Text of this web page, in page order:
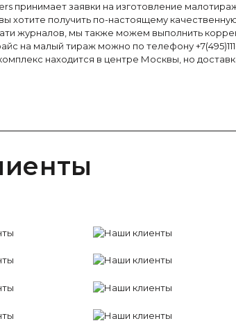
принимает заявки на изготовление
хотите получить по-настоящему
журналов, мы также можем выполнить
на малый тираж можно по телефону
находится в центре Москвы, но